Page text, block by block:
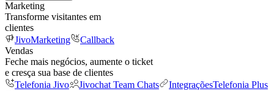
Marketing
Transforme visitantes em
clientes
JivoMarketing
Callback
Vendas
Feche mais negócios, aumente o ticket
e cresça sua base de clientes
Telefonia Jivo
Jivochat Team Chats IntegraçõesTelefonia Plus